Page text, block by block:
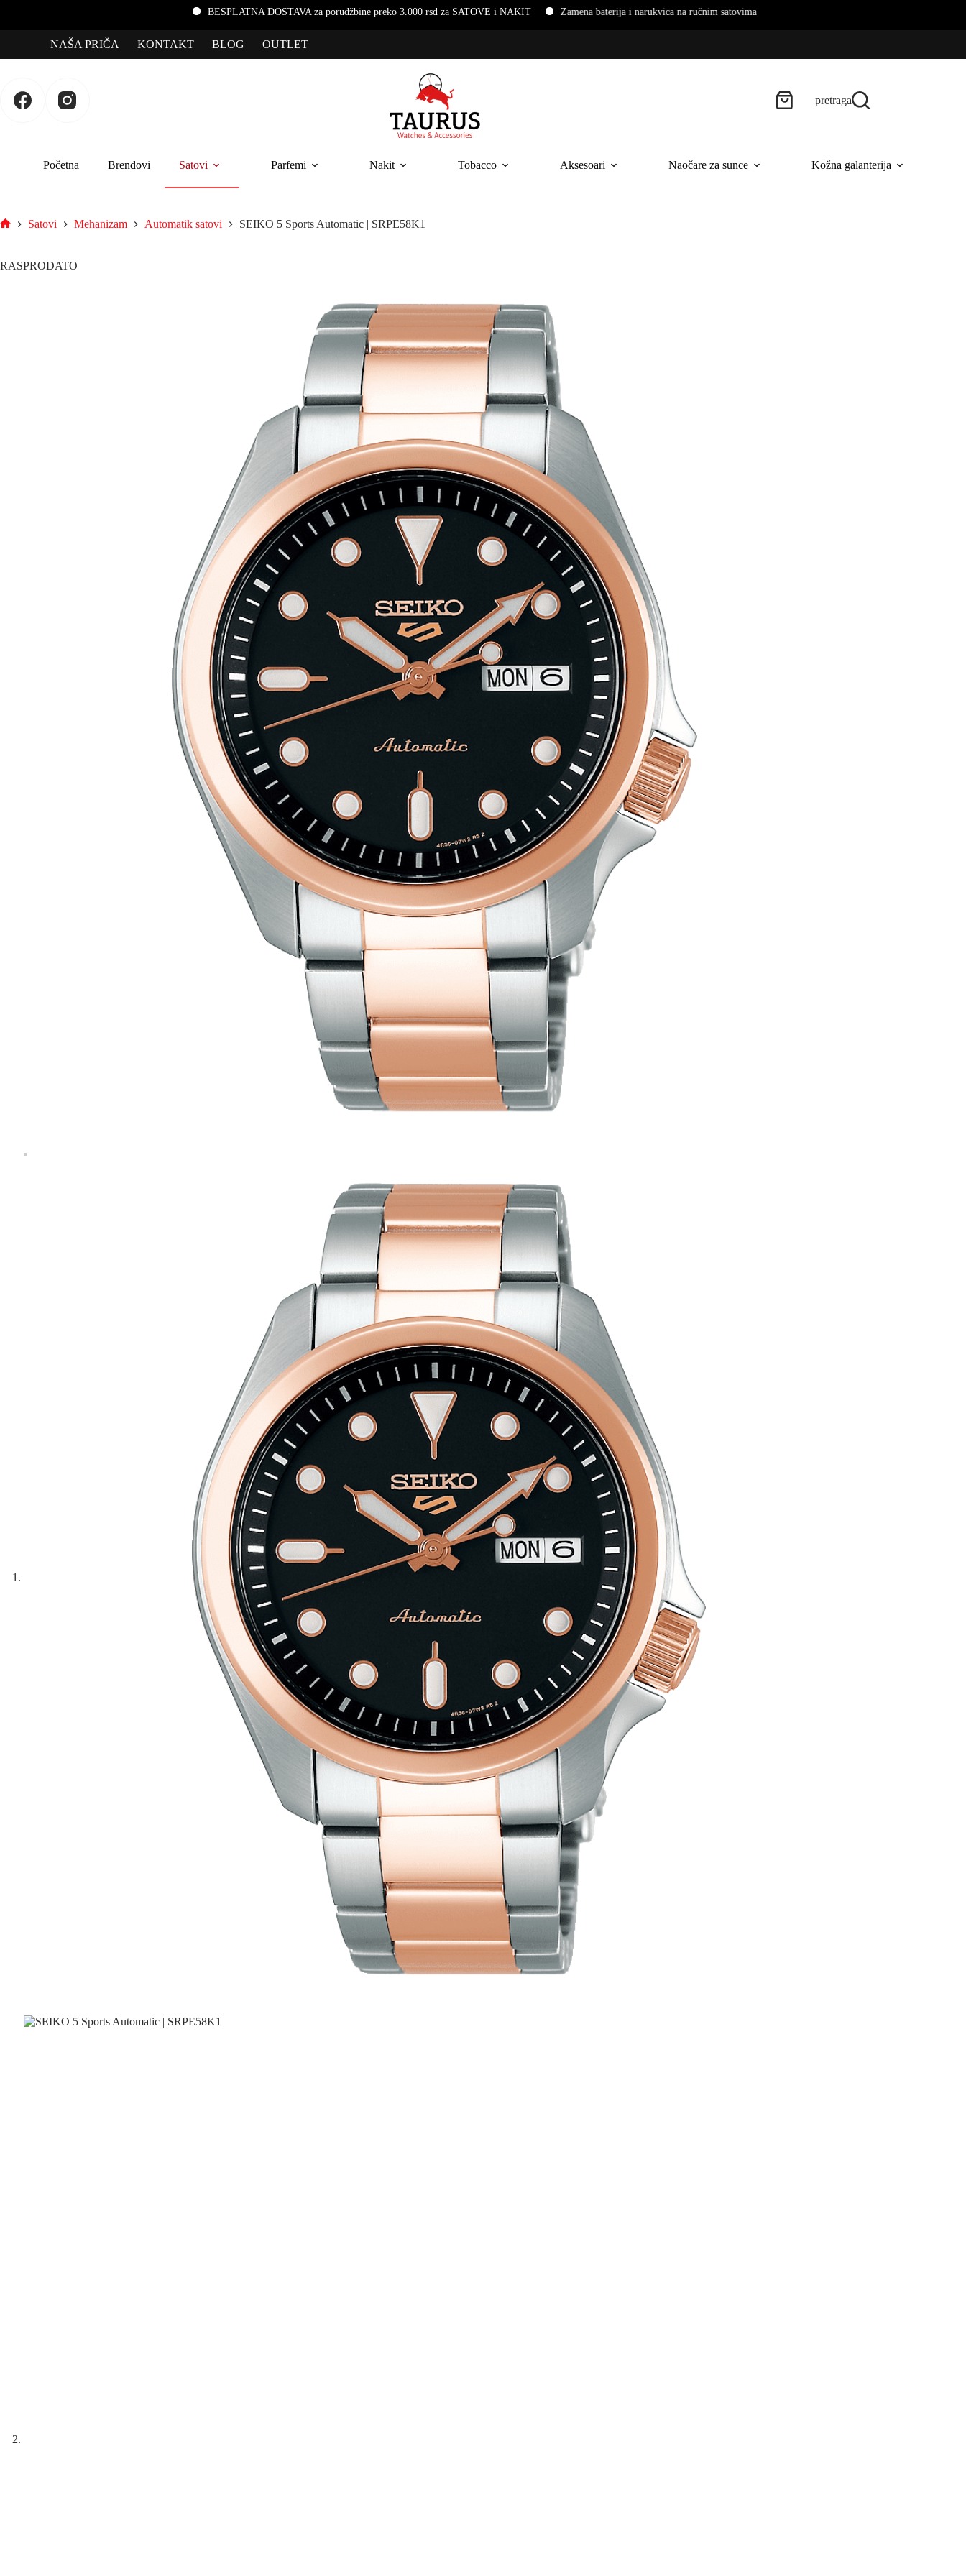
BESPLATNA DOSTAVA za porudžbine preko 3.000 rsd za SATOVE i NAKIT Zamena baterija i narukvica na ručnim satovima
NAŠA PRIČA KONTAKT BLOG OUTLET
pretraga
Početna Brendovi Satovi Parfemi Nakit Tobacco Aksesoari Naočare za sunce Kožna galanterija
Satovi Mehanizam Automatik satovi SEIKO 5 Sports Automatic | SRPE58K1
RASPRODATO